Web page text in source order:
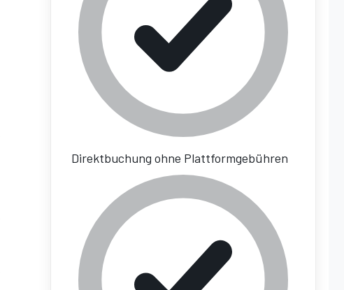
Direktbuchung ohne Plattformgebühren